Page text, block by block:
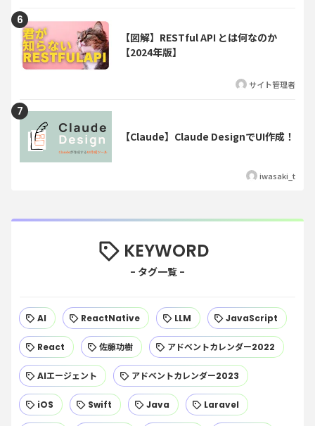
【図解】RESTful API とは何なのか
【2024年版】
サイト管理者
【Claude】Claude DesignでUI作成！
iwasaki_t
KEYWORD
AI ReactNative LLM JavaScript
React 佐藤功樹 アドベントカレンダー2022
AIエージェント アドベントカレンダー2023
iOS Swift Java Laravel